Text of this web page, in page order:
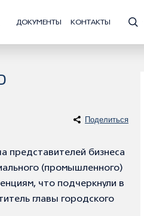
ДОКУМЕНТЫ КОНТАКТЫ
Поделиться
бизнеса
(промышленного)
что подчеркнули в
главы городского